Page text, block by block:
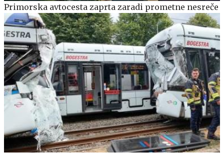
Primorska avtocesta zaprta zaradi prometne nesreče